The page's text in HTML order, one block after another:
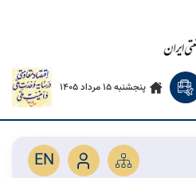
پنجشنبه 15 مرداد 1405
EN